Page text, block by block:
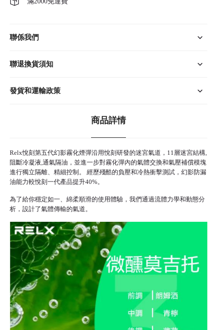
聯係我們
聯退換貨須知
發貨和運輸政策
商品詳情
Relx悅刻 第五代幻影霧化煙彈沿用悅刻研發的迷宮氣道，11層迷宮結構,
阻斷冷凝液,通氣隔油，並進一步對霧化彈內的氣體交換和氣壓補償模塊
進行獨立隔離、精細控制。 經歷殘酷的負壓和冷熱衝擊測試，幻影防漏
油能力較悅刻 一代產品提升40%。
為了給你穩定如一、綿柔順滑的使用體驗，我們通過流體力學和動態分
析，設計了氣體傳輸的氣道。